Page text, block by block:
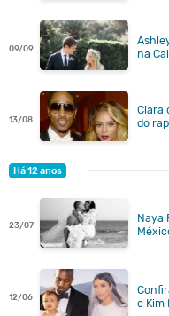
09/09
na
13/08
Ciara
do
Há 12 anos
23/07
Naya
12/06
e Kim